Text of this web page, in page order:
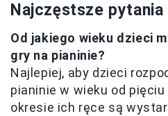
Najczęstsze pytania
Od jakiego wieku dzieci
gry na pianinie?
Najlepiej, aby dzieci
pianinie w wieku od
okresie ich ręce są